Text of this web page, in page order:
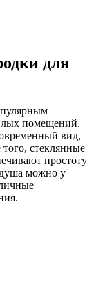
для
помещений.
вид,
стеклянные
простоту
душа можно у